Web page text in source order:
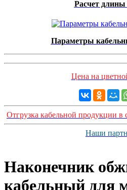
Расчет длины
Параметры
Цена на
Отгрузка кабельной продукции в
Наши
Наконечник
кабельный для